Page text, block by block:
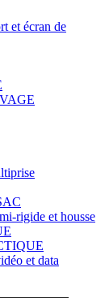
et écran de
rigide et housse
et data